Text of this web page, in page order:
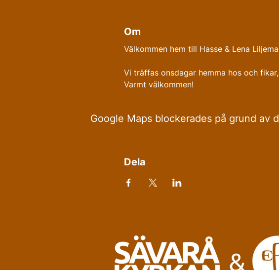
Om
Välkommen hem till Hasse & Lena
Vi träffas onsdagar hemma hos och
Varmt välkommen!
Google Maps blockerades på grund av
Dela